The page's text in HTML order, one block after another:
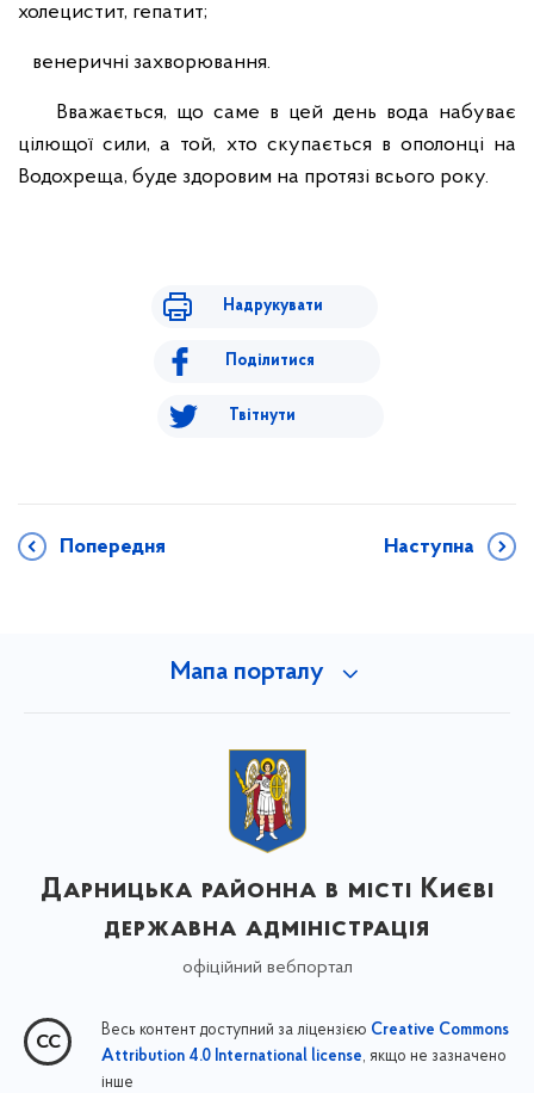
холецистит, гепатит;
венеричні захворювання.
Вважається, що саме в цей день вода набуває
цілющої сили, а той, хто скупається в ополонці на
Водохреща, буде здоровим на протязі всього року.
Надрукувати
Поділитися
Твітнути
Попередня Наступна
Мапа порталу
Дарницька районна в місті Києві
державна адміністрація
офіційний вебпортал
Весь контент доступний за ліцензією Creative Commons
Attribution 4.0 International license, якщо не зазначено
інше